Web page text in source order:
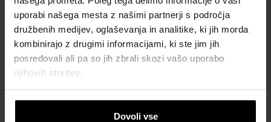
uporabi našega mesta z našimi partnerji s področja
družbenih medijev, oglaševanja in analitike, ki jih morda
kombinirajo z drugimi informacijami, ki ste jim jih
posredovali ali pa so jih zbrali skozi vašo uporabo
njihovih storitev.
Dovoli vse